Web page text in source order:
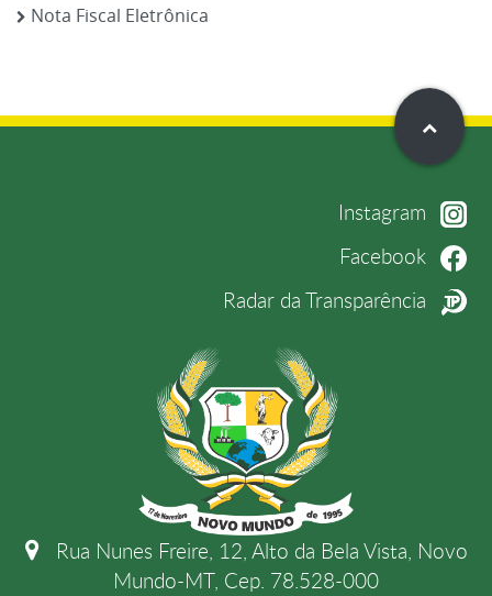
Nota Fiscal Eletrônica
Instagram
Facebook
Radar da Transparência
Rua Nunes Freire, 12, Alto da Bela Vista, Novo
Mundo-MT, Cep. 78.528-000